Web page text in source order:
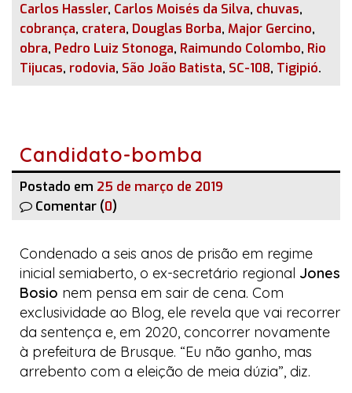
Carlos Hassler, Carlos Moisés da Silva, chuvas,
cobrança, cratera, Douglas Borba, Major Gercino,
obra, Pedro Luiz Stonoga, Raimundo Colombo, Rio
Tijucas, rodovia, São João Batista, SC-108, Tigipió.
Candidato-bomba
Postado em 25 de março de 2019
Comentar (0)
Condenado a seis anos de prisão em regime
inicial semiaberto, o ex-secretário regional Jones
Bosio nem pensa em sair de cena. Com
exclusividade ao Blog, ele revela que vai recorrer
da sentença e, em 2020, concorrer novamente
à prefeitura de Brusque. “Eu não ganho, mas
arrebento com a eleição de meia dúzia”, diz.